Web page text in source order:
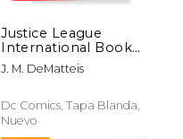
Justice League
International Book
One: Born Again (en
Inglés)
J. M. DeMatteis
Dc Comics, Tapa Blanda,
Nuevo